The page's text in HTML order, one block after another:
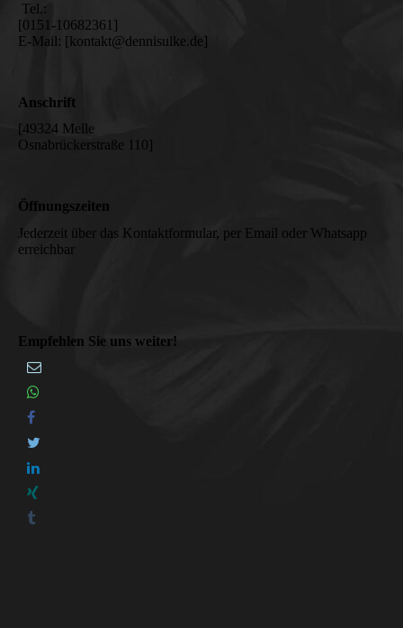
Tel.:
[0151-10682361]
E-Mail: [kontakt@dennisulke.de]
Anschrift
[49324 Melle
Osnabrückerstraße 110]
Öffnungszeiten
Jederzeit über das Kontaktformular, per Email oder Whatsapp
erreichbar
Empfehlen Sie uns weiter!